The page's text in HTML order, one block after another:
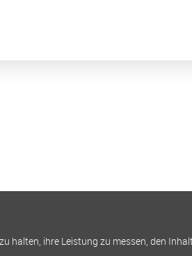
halten, ihre Leistung zu messen, den